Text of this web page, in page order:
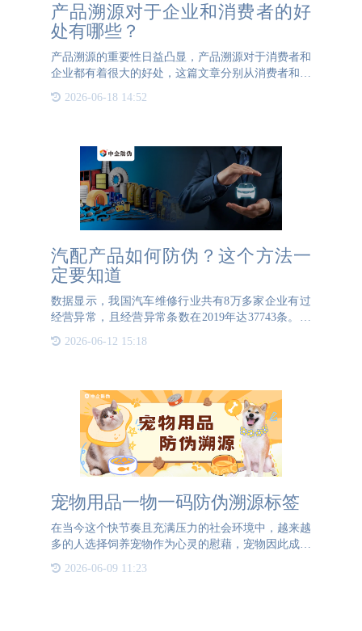
产品溯源对于企业和消费者的好
处有哪些？
产品溯源的重要性日益凸显，产品溯源对于消费者和
企业都有着很大的好处，这篇文章分别从消费者和企
品溯源可以让企业更好的管控产品。通过这一系统，
2026-06-18 14:52
汽配产品如何防伪？这个方法一
定要知道
数据显示，我国汽车维修行业共有8万多家企业有过
经营异常，且经营异常条数在2019年达37743条。汽
车企业共有2万多家，8万多条行政处罚，涉及“掺
假”“以假充真”等欺骗的处罚。专家指出，很多车主
2026-06-12 15:18
宠物用品一物一码防伪溯源标签
在当今这个快节奏且充满压力的社会环境中，越来越
多的人选择饲养宠物作为心灵的慰藉，宠物因此成为
展，宠物用品市场也日益受到重视，各大品牌竞相角
2026-06-09 11:23